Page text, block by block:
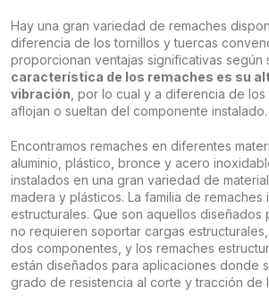
Hay una gran variedad de remaches
diferencia de los tornillos y tuercas
proporcionan ventajas significativas según
característica de los remaches es su
vibración, por lo cual y a diferencia de los
aflojan o sueltan del componente instalado.
Encontramos remaches en diferentes
aluminio, plástico, bronce y acero
instalados en una gran variedad de
madera y plásticos. La familia de remaches
estructurales. Que son aquellos diseñados
no requieren soportar cargas
dos componentes, y los remaches
están diseñados para aplicaciones donde
grado de resistencia al corte y tracción de